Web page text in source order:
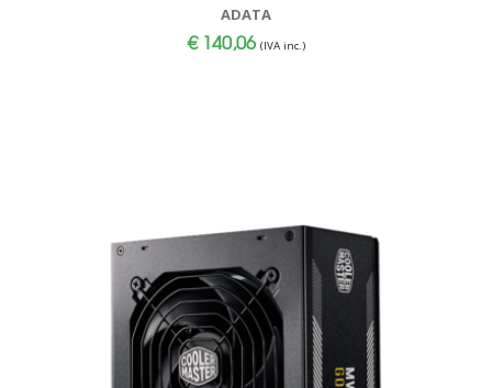
ADATA
€140,06 (IVA inc.)